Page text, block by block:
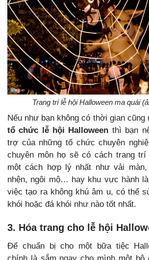
Trang trí lễ hội Halloween ma quái
Nếu như bạn không có thời gian cũng
tổ chức lễ hội Halloween thì bạn
trợ của những tổ chức chuyên
chuyên môn họ sẽ có cách trang trí
một cách hợp lý nhất như vải
nhện, ngôi mộ… hay khu vực hành
việc tạo ra không khú âm u, có thể
khói hoặc đá khói như nào tốt nhất.
3. Hóa trang cho lễ hội
Để chuẩn bị cho một bữa tiệc
chính là sắm ngay cho mình một bộ